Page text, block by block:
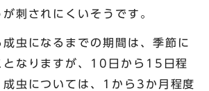
刺されにくいそうです。
成虫になるまでの期間は、季節に
となりますが、10日から15日程
成虫については、1から3か月程度